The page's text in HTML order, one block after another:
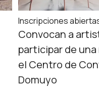
Inscripciones
Convocan a
participar de
el Centro de
Domuyo